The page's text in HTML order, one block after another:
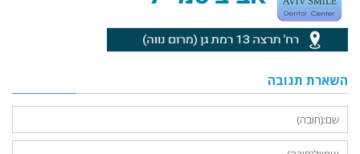
השארת תגובה